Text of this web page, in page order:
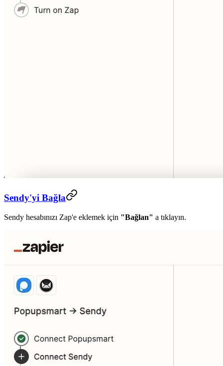
Sendy'yi Bağla
Sendy hesabınızı Zap'e eklemek için "Bağlan" a tıklayın.